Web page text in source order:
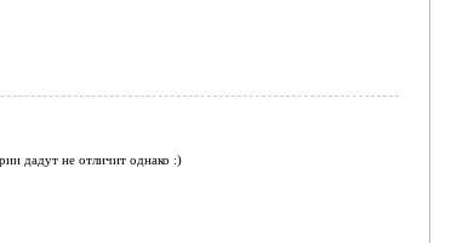
дадут не отличит однако :)